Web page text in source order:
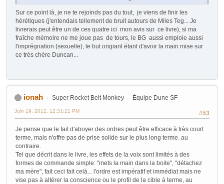
Sur ce point là, je ne te rejoinds pas du tout, je viens de finir les
hérétiques (j'entendais tellement de bruit autours de Miles Teg... Je
livrerais peut être un de ces quatre ici mon avis sur ce livre), si ma
fraîche mémoire ne me joue pas de tours, le BG aussi emploie aussi
l'imprégnation (sexuelle), le but origianl étant d'avoir la main mise sur
ce très chère Duncan...
ionah Super Rocket Belt Monkey Équipe Dune SF
#53
Juin 19, 2012, 12:31:21 PM
Je pense que le fait d'aboyer des ordres peut être efficace à très court
terme, mais n'offre pas de prise solide sur le plus long terme. au
contraire.
Tel que décrit dans le livre, les effets de la voix sont limités à des
formes de commande simple: "mets la main dans la boite", "détachez
ma mère", fait ceci fait celà... l'ordre est impératif et immédiat mais ne
vise pas à altérer la conscience ou le profil de la cible à terme, au